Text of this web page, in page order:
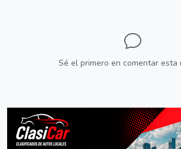
Sé el primero en comentar esta